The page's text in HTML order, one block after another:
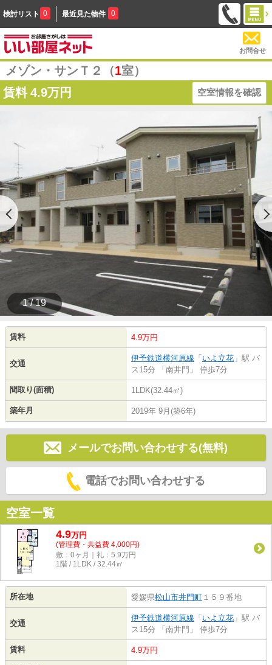
検討リスト 0 最近見た物件 0
お問合せ
メゾン・サンＴ２（1室）
賃料 4.9万円 空室情報を確認
1 / 19
賃料 4.9万円
交通
伊予鉄道横河原線 「 いよ立花 」駅 バ
ス15分 「南井門」 停歩7分
間取り(面積) 1LDK(32.44㎡)
築年月 2019年 9月(築6年)
メールでお問い合わせする(無料)
電話でお問い合わせする
空室一覧
4.9万円
(管理費・共益費 4,000円)
敷：0ヶ月｜礼：5.9万円
1階 / 1LDK / 32.44㎡
所在地 愛媛県松山市井門町 １５９番地
交通
伊予鉄道横河原線 「 いよ立花 」駅 バ
ス15分 「南井門」 停歩7分
賃料 4.9万円